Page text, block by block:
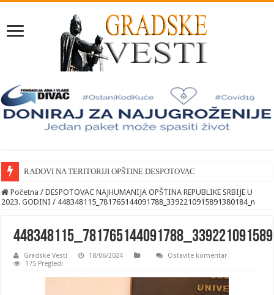
RADOVI NA TERITORIJI OPŠTINE DESPOTOVAC
Početna / DESPOTOVAC NAJHUMANIJA OPŠTINA REPUBLIKE SRBIJE U
2023. GODINI / 448348115_781765144091788_3392210915891380184_n
Gradske Vesti 18/06/2024
Ostavite komentar
175 Pregledi